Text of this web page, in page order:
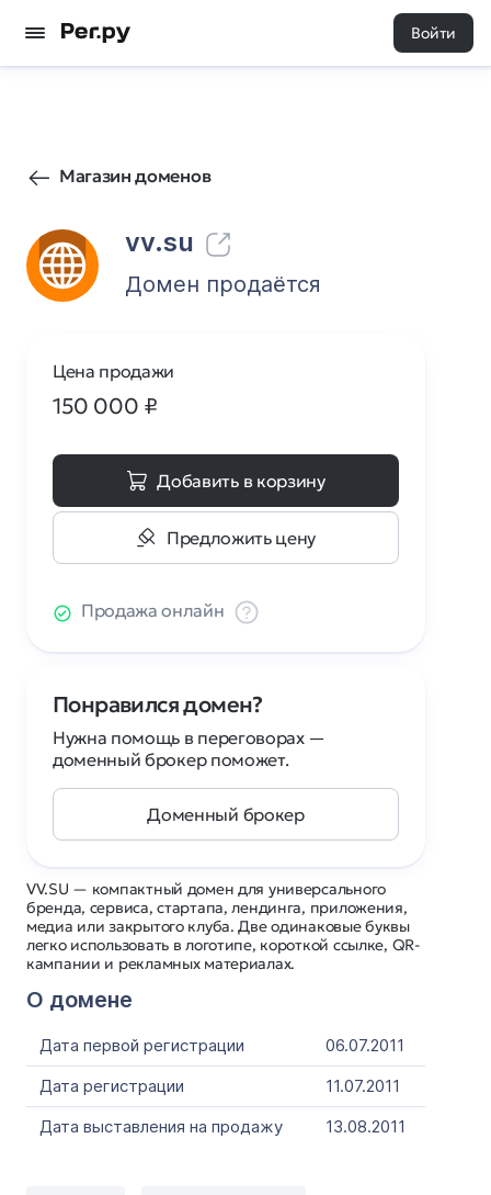
Войти
Магазин доменов
vv.su
659 4
Домен продаётся
VV.SU — компактный домен для универсального
бренда, сервиса, стартапа, лендинга, приложения,
медиа или закрытого клуба. Две одинаковые буквы
легко использовать в логотипе, короткой ссылке, QR-
кампании и рекламных материалах.
О домене
Дата первой регистрации
06.07.2011
Дата регистрации
11.07.2011
Дата выставления на продажу
13.08.2011
Цена продажи
150 000 ₽
Добавить в корзину
Предложить цену
Продажа онлайн
Понравился домен?
Нужна помощь в переговорах —
доменный брокер поможет.
Доменный брокер